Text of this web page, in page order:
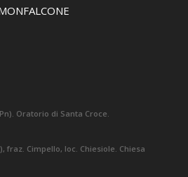
Oratorio di Santa Croce.
fraz. Cimpello, loc. Chiesiole. Chiesa